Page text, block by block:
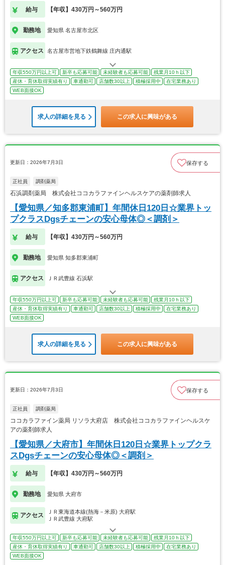
給与 【年収】430万円～560万円
勤務地 愛知県 名古屋市北区
アクセス 名古屋市営地下鉄鶴舞線 庄内通駅
年収550万円以上可 新卒も応募可能 未経験者も応募可能
残業月10ｈ以下
産休・育休取得実績有り
車通勤可 店舗数30以上 積極採用中
在宅業務あり
WEB面接OK
求人の詳細を見る この求人に興味がある
更新日：2026年7月3日 保存する
正社員 調剤薬局
石浜調剤薬局 株式会社ココカラファインヘルスケアの薬剤師求人
【愛知県／知多郡東浦町】年間休日120日☆業界トッ
プクラスDgsチェーンの安心母体◎＜調剤＞
給与 【年収】430万円～560万円
勤務地 愛知県 知多郡東浦町
アクセス ＪＲ武豊線 石浜駅
年収550万円以上可 新卒も応募可能 未経験者も応募可能
残業月10ｈ以下
産休・育休取得実績有り
車通勤可 店舗数30以上 積極採用中
在宅業務あり
WEB面接OK
求人の詳細を見る この求人に興味がある
更新日：2026年7月3日 保存する
正社員 調剤薬局
ココカラファイン薬局 リソラ大府店 株式会社ココカラファインヘルスケ
アの薬剤師求人
【愛知県／大府市】年間休日120日☆業界トップクラ
スDgsチェーンの安心母体◎＜調剤＞
給与 【年収】430万円～560万円
勤務地 愛知県 大府市
アクセス
ＪＲ東海道本線(熱海－米原) 大府駅
ＪＲ武豊線 大府駅
年収550万円以上可 新卒も応募可能 未経験者も応募可能
残業月10ｈ以下
産休・育休取得実績有り
車通勤可 店舗数30以上 積極採用中
在宅業務あり
WEB面接OK